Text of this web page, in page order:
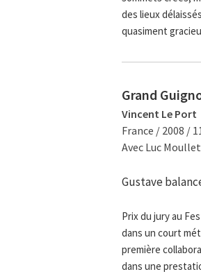
des lieux
quasiment
Grand
Vincent Le Port
France / 2008 /
Avec Luc
Gustave
Prix du jury au
dans un court
première
dans une